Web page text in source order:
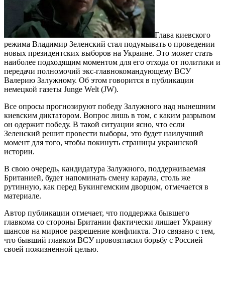
Глава киевского
режима Владимир Зеленский стал подумывать о проведении
новых президентских выборов на Украине. Это может стать
наиболее подходящим моментом для его отхода от политики и
передачи полномочий экс-главнокомандующему ВСУ
Валерию Залужному. Об этом говорится в публикации
немецкой газеты Junge Welt (JW).
Все опросы прогнозируют победу Залужного над нынешним
киевским диктатором. Вопрос лишь в том, с каким разрывом
он одержит победу. В такой ситуации ясно, что если
Зеленский решит провести выборы, это будет наилучший
момент для того, чтобы покинуть страницы украинской
истории.
В свою очередь, кандидатура Залужного, поддерживаемая
Британией, будет напоминать смену караула, столь же
рутинную, как перед Букингемским дворцом, отмечается в
материале.
Автор публикации отмечает, что поддержка бывшего
главкома со стороны Британии фактически лишает Украину
шансов на мирное разрешение конфликта. Это связано с тем,
что бывший главком ВСУ провозгласил борьбу с Россией
своей пожизненной целью.